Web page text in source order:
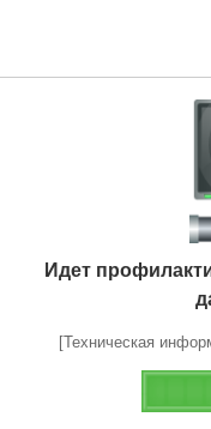
Идет
[Техническая